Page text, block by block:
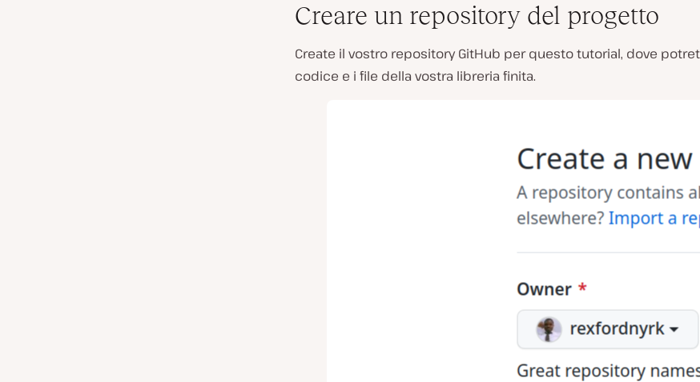
Creare un repository del progetto
Create il vostro repository GitHub per questo tutorial, dove
codice e i file della vostra libreria finita.